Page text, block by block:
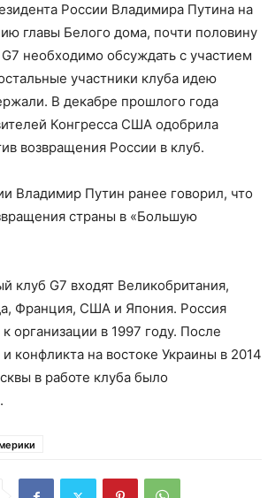
России Владимира Путина на
главы Белого дома, почти половину
необходимо обсуждать с участием
участники клуба идею
В декабре прошлого года
Конгресса США одобрила
возвращения России в клуб.
Владимир Путин ранее говорил, что
страны в «Большую
клуб G7 входят Великобритания,
Франция, США и Япония. Россия
организации в 1997 году. После
конфликта на востоке Украины в 2014
в работе клуба было